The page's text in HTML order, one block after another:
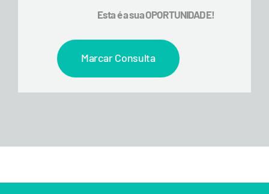
Esta é a sua OPORTUNIDADE!
Marcar Consulta